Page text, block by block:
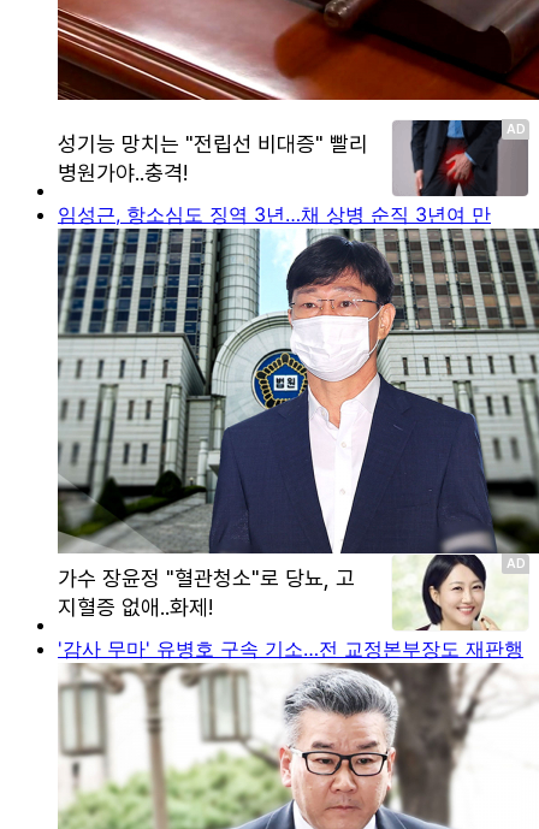
임성근, 항소심도 징역 3년…채 상병 순직 3년여 만
'감사 무마' 유병호 구속 기소…전 교정본부장도 재판행